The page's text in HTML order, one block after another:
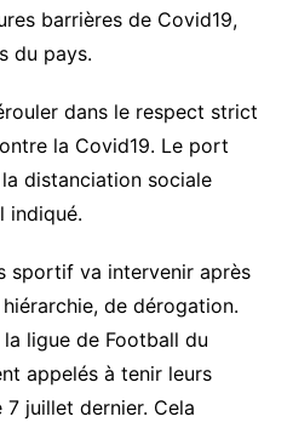
barrières de Covid19,
du pays.
dans le respect strict
la Covid19. Le port
distanciation sociale
indiqué.
sportif va intervenir après
de dérogation.
ligue de Football du
appelés à tenir leurs
7 juillet dernier. Cela